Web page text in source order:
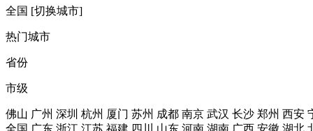
全国 [切换城市]
热门城市
省份
市级
佛山 广州 深圳 杭州 厦门 苏州 成都 南京 武汉 长沙 郑州 西安
全国 广东 浙江 江苏 福建 四川 山东 河南 湖南 广西 安徽 湖北